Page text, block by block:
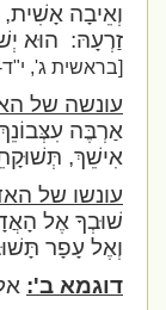
וְאֵיבָה אָשִׁית,
זַרְעָהּ: הוּא
[בראשית ג', י"ד-
עונשה של
אַרְבֶּה עִצְּבוֹנֵךְ
אִישֵׁךְ,
עונשו של
שׁוּבְךָ אֶל
וְאֶל עָפָר תָּשׁוּב
דוגמא ב':